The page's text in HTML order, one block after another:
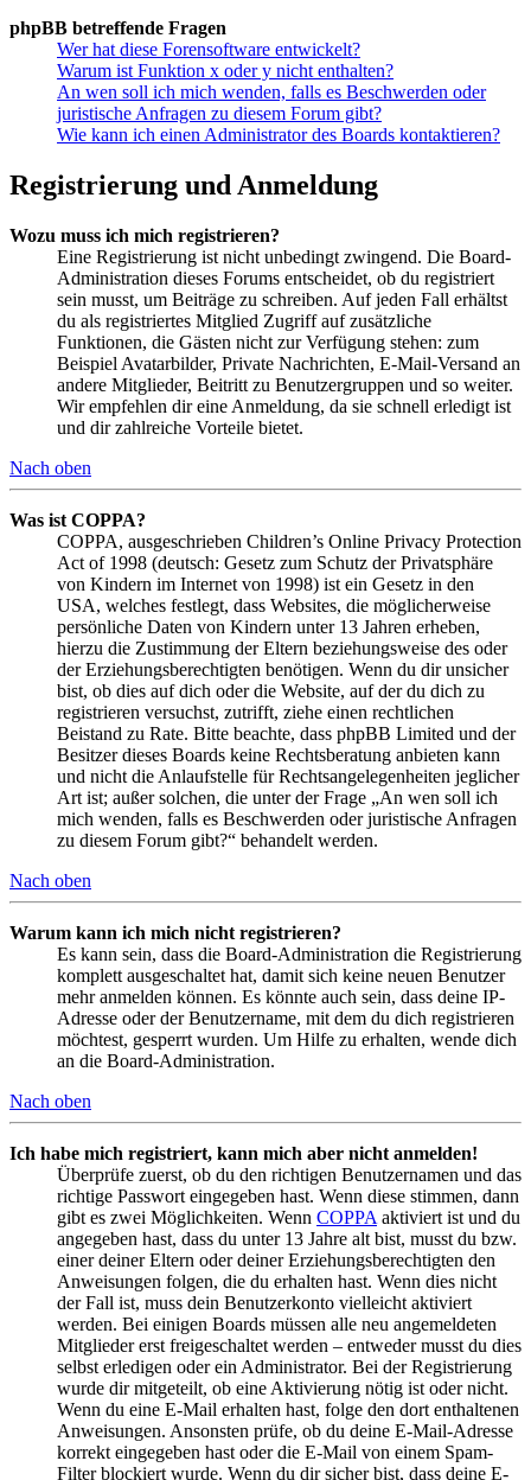
phpBB betreffende Fragen
Wer hat diese Forensoftware entwickelt?
Warum ist Funktion x oder y nicht enthalten?
An wen soll ich mich wenden, falls es Beschwerden oder
juristische Anfragen zu diesem Forum gibt?
Wie kann ich einen Administrator des Boards kontaktieren?
Registrierung und Anmeldung
Wozu muss ich mich registrieren?
Eine Registrierung ist nicht unbedingt zwingend. Die Board-
Administration dieses Forums entscheidet, ob du registriert
sein musst, um Beiträge zu schreiben. Auf jeden Fall erhältst
du als registriertes Mitglied Zugriff auf zusätzliche
Funktionen, die Gästen nicht zur Verfügung stehen: zum
Beispiel Avatarbilder, Private Nachrichten, E-Mail-Versand an
andere Mitglieder, Beitritt zu Benutzergruppen und so weiter.
Wir empfehlen dir eine Anmeldung, da sie schnell erledigt ist
und dir zahlreiche Vorteile bietet.
Nach oben
Was ist COPPA?
COPPA, ausgeschrieben Children’s Online Privacy Protection
Act of 1998 (deutsch: Gesetz zum Schutz der Privatsphäre
von Kindern im Internet von 1998) ist ein Gesetz in den
USA, welches festlegt, dass Websites, die möglicherweise
persönliche Daten von Kindern unter 13 Jahren erheben,
hierzu die Zustimmung der Eltern beziehungsweise des oder
der Erziehungsberechtigten benötigen. Wenn du dir unsicher
bist, ob dies auf dich oder die Website, auf der du dich zu
registrieren versuchst, zutrifft, ziehe einen rechtlichen
Beistand zu Rate. Bitte beachte, dass phpBB Limited und der
Besitzer dieses Boards keine Rechtsberatung anbieten kann
und nicht die Anlaufstelle für Rechtsangelegenheiten jeglicher
Art ist; außer solchen, die unter der Frage „An wen soll ich
mich wenden, falls es Beschwerden oder juristische Anfragen
zu diesem Forum gibt?“ behandelt werden.
Nach oben
Warum kann ich mich nicht registrieren?
Es kann sein, dass die Board-Administration die Registrierung
komplett ausgeschaltet hat, damit sich keine neuen Benutzer
mehr anmelden können. Es könnte auch sein, dass deine IP-
Adresse oder der Benutzername, mit dem du dich registrieren
möchtest, gesperrt wurden. Um Hilfe zu erhalten, wende dich
an die Board-Administration.
Nach oben
Ich habe mich registriert, kann mich aber nicht anmelden!
Überprüfe zuerst, ob du den richtigen Benutzernamen und das
richtige Passwort eingegeben hast. Wenn diese stimmen, dann
gibt es zwei Möglichkeiten. Wenn COPPA aktiviert ist und du
angegeben hast, dass du unter 13 Jahre alt bist, musst du bzw.
einer deiner Eltern oder deiner Erziehungsberechtigten den
Anweisungen folgen, die du erhalten hast. Wenn dies nicht
der Fall ist, muss dein Benutzerkonto vielleicht aktiviert
werden. Bei einigen Boards müssen alle neu angemeldeten
Mitglieder erst freigeschaltet werden – entweder musst du dies
selbst erledigen oder ein Administrator. Bei der Registrierung
wurde dir mitgeteilt, ob eine Aktivierung nötig ist oder nicht.
Wenn du eine E-Mail erhalten hast, folge den dort enthaltenen
Anweisungen. Ansonsten prüfe, ob du deine E-Mail-Adresse
korrekt eingegeben hast oder die E-Mail von einem Spam-
Filter blockiert wurde. Wenn du dir sicher bist, dass deine E-